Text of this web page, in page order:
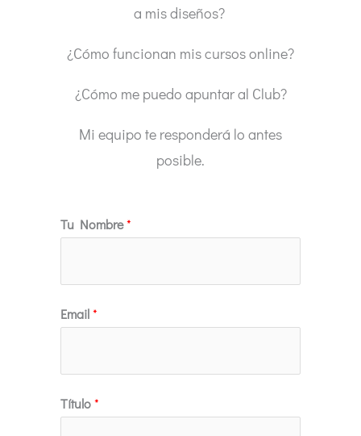
a mis diseños?
¿Cómo funcionan mis cursos online?
¿Cómo me puedo apuntar al Club?
Mi equipo te responderá lo antes
posible.
Tu Nombre*
Email*
Título*